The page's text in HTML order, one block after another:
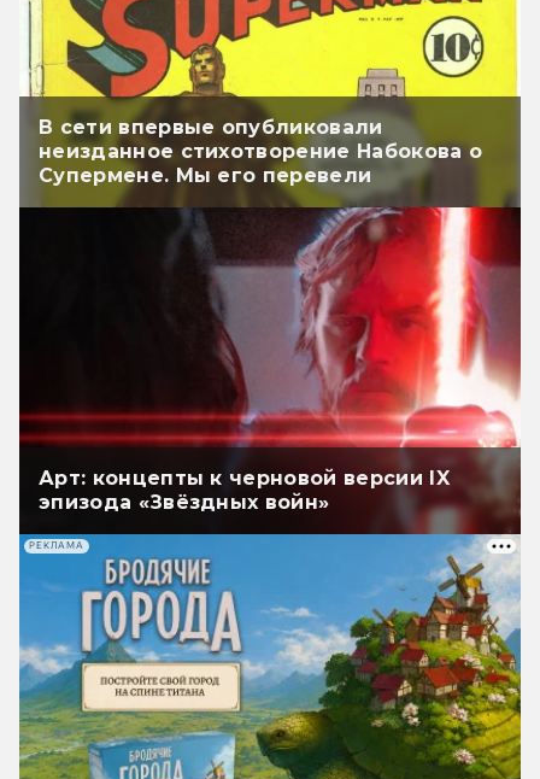
В сети впервые опубликовали
неизданное стихотворение Набокова о
Супермене. Мы его перевели
Арт: концепты к черновой версии IX
эпизода «Звёздных войн»
РЕКЛАМА